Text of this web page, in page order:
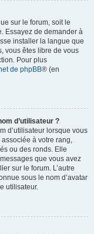
sur le forum, soit le
Essayez de demander à
installer la langue que
vous êtes libre de vous
Pour plus
de phpBB® (en
d’utilisateur ?
d’utilisateur lorsque vous
à votre rang,
ou des ronds. Elle
que vous avez
sur le forum. L’autre
sous le nom d’avatar
utilisateur.